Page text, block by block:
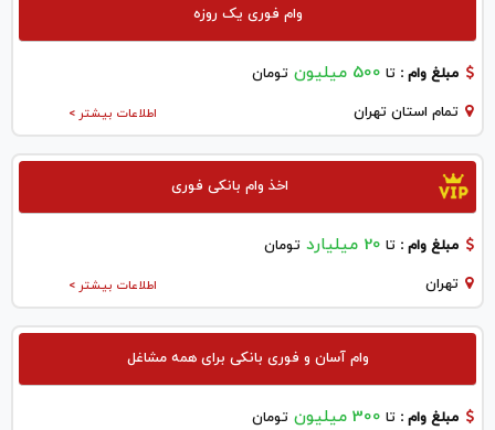
وام فوری یک روزه
مبلغ وام : تا 500 میلیون تومان
اطلاعات بیشتر > تمام استان تهران
اخذ وام بانکی فوری
مبلغ وام : تا 20 میلیارد تومان
اطلاعات بیشتر > تهران
وام آسان و فوری بانکی برای همه مشاغل
مبلغ وام : تا 300 میلیون تومان